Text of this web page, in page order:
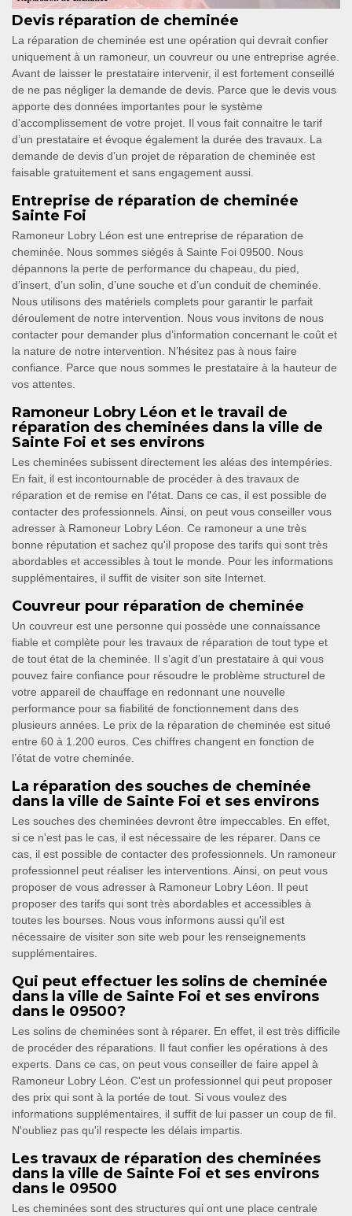
Devis réparation de cheminée
La réparation de cheminée est une opération qui devrait confier
uniquement à un ramoneur, un couvreur ou une entreprise agrée.
Avant de laisser le prestataire intervenir, il est fortement conseillé
de ne pas négliger la demande de devis. Parce que le devis vous
apporte des données importantes pour le système
d’accomplissement de votre projet. Il vous fait connaitre le tarif
d’un prestataire et évoque également la durée des travaux. La
demande de devis d’un projet de réparation de cheminée est
faisable gratuitement et sans engagement aussi.
Entreprise de réparation de cheminée
Sainte Foi
Ramoneur Lobry Léon est une entreprise de réparation de
cheminée. Nous sommes siégés à Sainte Foi 09500. Nous
dépannons la perte de performance du chapeau, du pied,
d’insert, d’un solin, d’une souche et d’un conduit de cheminée.
Nous utilisons des matériels complets pour garantir le parfait
déroulement de notre intervention. Nous vous invitons de nous
contacter pour demander plus d’information concernant le coût et
la nature de notre intervention. N’hésitez pas à nous faire
confiance. Parce que nous sommes le prestataire à la hauteur de
vos attentes.
Ramoneur Lobry Léon et le travail de
réparation des cheminées dans la ville de
Sainte Foi et ses environs
Les cheminées subissent directement les aléas des intempéries.
En fait, il est incontournable de procéder à des travaux de
réparation et de remise en l'état. Dans ce cas, il est possible de
contacter des professionnels. Ainsi, on peut vous conseiller vous
adresser à Ramoneur Lobry Léon. Ce ramoneur a une très
bonne réputation et sachez qu'il propose des tarifs qui sont très
abordables et accessibles à tout le monde. Pour les informations
supplémentaires, il suffit de visiter son site Internet.
Couvreur pour réparation de cheminée
Un couvreur est une personne qui possède une connaissance
fiable et complète pour les travaux de réparation de tout type et
de tout état de la cheminée. Il s’agit d’un prestataire à qui vous
pouvez faire confiance pour résoudre le problème structurel de
votre appareil de chauffage en redonnant une nouvelle
performance pour sa fiabilité de fonctionnement dans des
plusieurs années. Le prix de la réparation de cheminée est situé
entre 60 à 1.200 euros. Ces chiffres changent en fonction de
l’état de votre cheminée.
La réparation des souches de cheminée
dans la ville de Sainte Foi et ses environs
Les souches des cheminées devront être impeccables. En effet,
si ce n'est pas le cas, il est nécessaire de les réparer. Dans ce
cas, il est possible de contacter des professionnels. Un ramoneur
professionnel peut réaliser les interventions. Ainsi, on peut vous
proposer de vous adresser à Ramoneur Lobry Léon. Il peut
proposer des tarifs qui sont très abordables et accessibles à
toutes les bourses. Nous vous informons aussi qu'il est
nécessaire de visiter son site web pour les renseignements
supplémentaires.
Qui peut effectuer les solins de cheminée
dans la ville de Sainte Foi et ses environs
dans le 09500?
Les solins de cheminées sont à réparer. En effet, il est très difficile
de procéder des réparations. Il faut confier les opérations à des
experts. Dans ce cas, on peut vous conseiller de faire appel à
Ramoneur Lobry Léon. C'est un professionnel qui peut proposer
des prix qui sont à la portée de tout. Si vous voulez des
informations supplémentaires, il suffit de lui passer un coup de fil.
N'oubliez pas qu'il respecte les délais impartis.
Les travaux de réparation des cheminées
dans la ville de Sainte Foi et ses environs
dans le 09500
Les cheminées sont des structures qui ont une place centrale